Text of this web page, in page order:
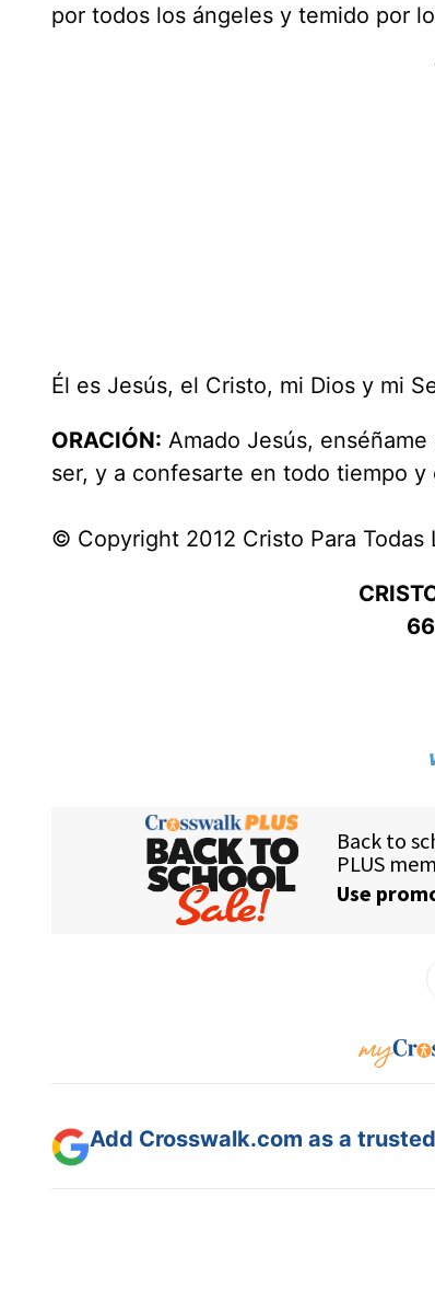
por todos los ángeles y temido por
Él es Jesús, el Cristo, mi Dios y mi
ORACIÓN: Amado Jesús,
ser, y a confesarte en todo tiempo y
© Copyright 2012 Cristo Para Todas
Add Crosswalk.com as a